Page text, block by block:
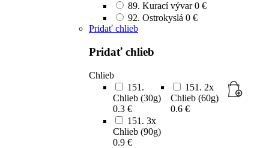
89. Kurací vývar 0 €
92. Ostrokyslá 0 €
Pridať chlieb
Pridať chlieb
Chlieb
151.
Chlieb (30g)
0.3 €
151. 2x
Chlieb (60g)
0.6 €
151. 3x
Chlieb (90g)
0.9 €